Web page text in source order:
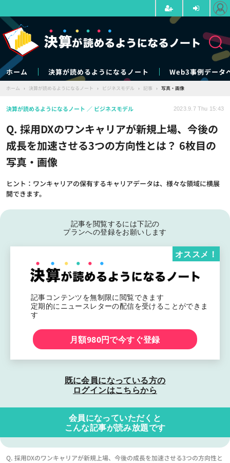
ホーム 決算が読めるようになるノート Web3事例データ
ホーム › 決算が読めるようになるノート › ビジネスモデル › 記事 › 写真・画像
Q. 採用DXのワンキャリアが新規上場、今後の
成長を加速させる3つの方向性とは？ 6枚目の
写真・画像
ヒント：ワンキャリアの保有するキャリアデータは、様々な領域に横展
開できます。
決算が読めるようになるノート ビジネスモデル 2023.9.7 Thu 15:43
記事を閲覧するには下記の
プランへの登録をお願いします
記事コンテンツを無制限に閲覧できます
定期的にニュースレターの配信を受けることができま
す
オススメ！
月額980円で今すぐ登録
既に会員になっている方の
ログインはこちらから
会員になっていただくと
こんな記事が読み放題です
Q. 採用DXのワンキャリアが新規上場、今後の成長を加速させる3つの方向性と